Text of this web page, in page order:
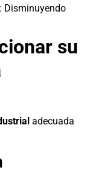
: Disminuyendo
su
adecuada